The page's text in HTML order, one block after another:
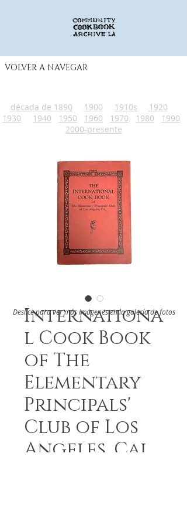
VOLVER A NAVEGAR
década de 1890 1900 1910s
1920
1930
1940 1950 1960 1970 1980
1990
2000-presente
Internationa
l Cook Book
of The
Elementary
Principals'
Club of Los
Angeles, Cal.
Deslice para ver más imágenes en la galería de fotos